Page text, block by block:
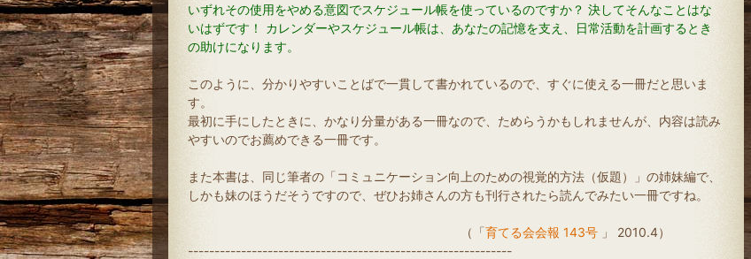
いずれその使用をやめる意図でスケジュール帳を使っているのですか？ 決してそんなことはな
いはずです！ カレンダーやスケジュール帳は、あなたの記憶を支え、日常活動を計画するとき
の助けになります。
このように、分かりやすいことばで一貫して書かれているので、すぐに使える一冊だと思いま
す。
最初に手にしたときに、かなり分量がある一冊なので、ためらうかもしれませんが、内容は読み
やすいのでお薦めできる一冊です。
また本書は、同じ筆者の「コミュニケーション向上のための視覚的方法（仮題）」の姉妹編で、
しかも妹のほうだそうですので、ぜひお姉さんの方も刊行されたら読んでみたい一冊ですね。
（「育てる会会報 143号 」 2010.4）
-------------------------------------------------------------